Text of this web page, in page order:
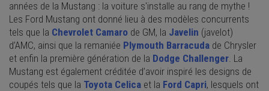
années de la Mustang : la voiture s'installe au rang de mythe !
Les Ford Mustang ont donné lieu à des modèles concurrents
tels que la Chevrolet Camaro de GM, la Javelin (javelot)
d’AMC, ainsi que la remaniée Plymouth Barracuda de Chrysler
et enfin la première génération de la Dodge Challenger . La
Mustang est également créditée d’avoir inspiré les designs de
coupés tels que la Toyota Celica et la Ford Capri, lesquels ont